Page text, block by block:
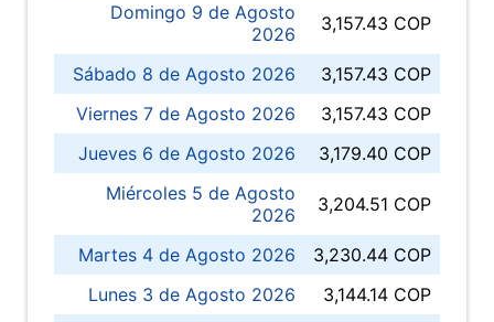
Domingo 9 de Agosto
2026
3,157.43 COP
Sábado 8 de Agosto 2026
3,157.43 COP
Viernes 7 de Agosto 2026
3,157.43 COP
Jueves 6 de Agosto 2026
3,179.40 COP
Miércoles 5 de Agosto
2026
3,204.51 COP
Martes 4 de Agosto 2026
3,230.44 COP
Lunes 3 de Agosto 2026
3,144.14 COP